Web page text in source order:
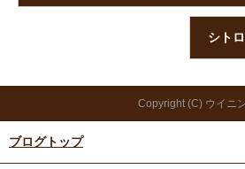
シト
Copyright (C) ウイニ
ブログトップ